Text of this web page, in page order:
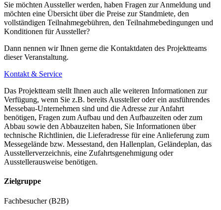
Sie möchten Aussteller werden, haben Fragen zur Anmeldung und
möchten eine Übersicht über die Preise zur Standmiete, den
vollständigen Teilnahmegebühren, den Teilnahmebedingungen und
Konditionen für Aussteller?
Dann nennen wir Ihnen gerne die Kontaktdaten des Projektteams
dieser Veranstaltung.
Kontakt & Service
Das Projektteam stellt Ihnen auch alle weiteren Informationen zur
Verfügung, wenn Sie z.B. bereits Aussteller oder ein ausführendes
Messebau-Unternehmen sind und die Adresse zur Anfahrt
benötigen, Fragen zum Aufbau und den Aufbauzeiten oder zum
Abbau sowie den Abbauzeiten haben, Sie Informationen über
technische Richtlinien, die Lieferadresse für eine Anlieferung zum
Messegelände bzw. Messestand, den Hallenplan, Geländeplan, das
Ausstellerverzeichnis, eine Zufahrtsgenehmigung oder
Ausstellerausweise benötigen.
Zielgruppe
Fachbesucher (B2B)